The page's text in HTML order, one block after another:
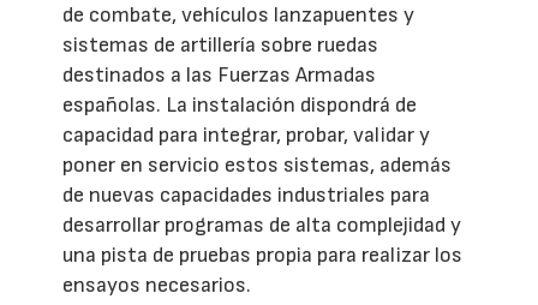
de combate, vehículos lanzapuentes y
sistemas de artillería sobre ruedas
destinados a las Fuerzas Armadas
españolas. La instalación dispondrá de
capacidad para integrar, probar, validar y
poner en servicio estos sistemas, además
de nuevas capacidades industriales para
desarrollar programas de alta complejidad y
una pista de pruebas propia para realizar los
ensayos necesarios.